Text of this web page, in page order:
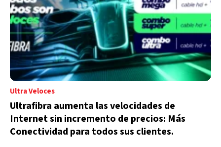
Ultra Veloces
Ultrafibra aumenta las velocidades de
Internet sin incremento de precios: Más
Conectividad para todos sus clientes.